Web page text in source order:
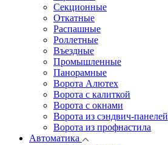
Секционные
Откатные
Распашные
Роллетные
Въездные
Промышленные
Панорамные
Ворота Алютех
Ворота с калиткой
Ворота c окнами
Ворота из сэндвич-панелей
Ворота из профнастила
Автоматика